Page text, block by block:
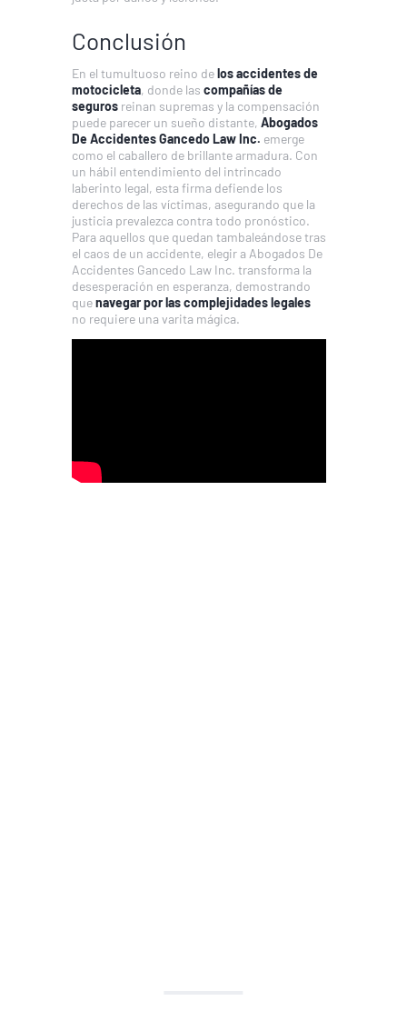
Conclusión
En el tumultuoso reino delos accidentes de
motocicleta, donde las compañías de
seguros reinan supremas y la compensación
puede parecer un sueño distante, Abogados
De Accidentes Gancedo Law Inc. emerge
como el caballero de brillante armadura. Con
un hábil entendimiento del intrincado
laberinto legal, esta firma defiende los
derechos de las víctimas, asegurando que la
justicia prevalezca contra todo pronóstico.
Para aquellos que quedan tambaleándose tras
el caos de un accidente, elegir a Abogados De
Accidentes Gancedo Law Inc. transforma la
desesperación en esperanza, demostrando
quenavegar por las complejidades legales
no requiere una varita mágica.